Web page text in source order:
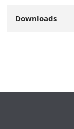
Downloads